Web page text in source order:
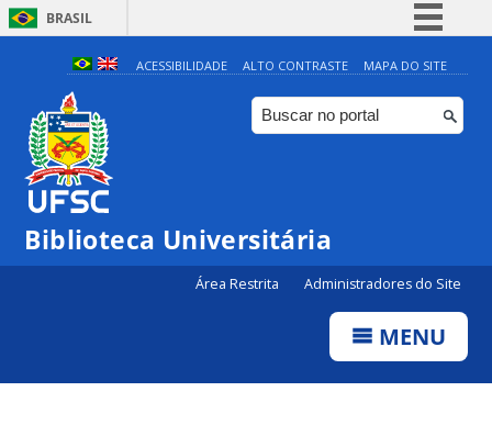
BRASIL
Simplifique!
Comunica BR
Participe
Canais
ACESSIBILIDADE ALTO CONTRASTE MAPA DO SITE
Biblioteca Universitária
Área Restrita Administradores do Site
MENU